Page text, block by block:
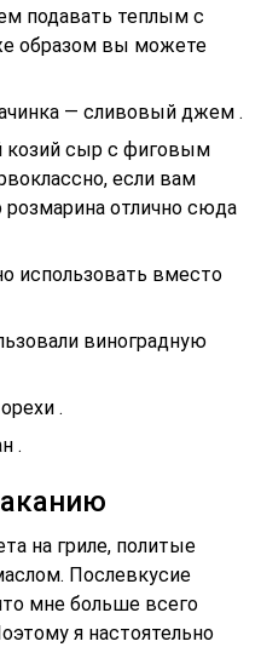
подавать теплым с
образом вы можете
—сливовый джем .
козий сыр с фиговым
если вам
отлично сюда
использовать вместо
виноградную
.
.
на гриле, политые
Послевкусие
мне больше всего
я настоятельно